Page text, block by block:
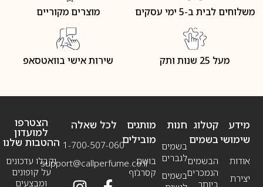
משלוחים לבית ב-5 ימי עסקים מוצרים מקוריים
מעל 25 שנות ותק שירות אישי בוואטסאפ
מידע
שימושי
אודות
יצירת
חנות
בשמים
לגברים
בשמים
קטלוג
בשמים
הבשמים
הנמכרים
ביותר
מותגים
מובילים
בושם
קסרג’וף
לכל שאלה
1-700-507-060
support@callperfume.co.il
הצטרפו
למועדון
ההטבות שלנו
וקבלו עדכונים
על קופונים
ומבצעים